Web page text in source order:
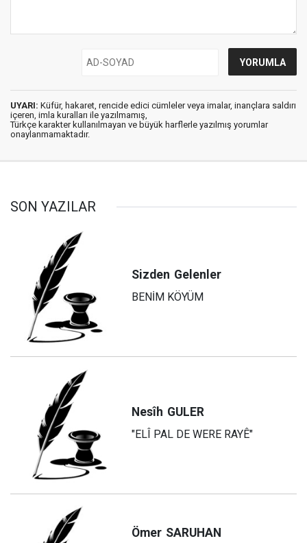
UYARI: Küfür, hakaret, rencide edici cümleler veya imalar, inançlara saldırı
içeren, imla kuralları ile yazılmamış,
Türkçe karakter kullanılmayan ve büyük harflerle yazılmış yorumlar
onaylanmamaktadır.
SON YAZILAR
Sizden Gelenler
BENİM KÖYÜM
Nesîh GULER
"ELÎ PAL DE WERE RAYÊ"
Ömer SARUHAN